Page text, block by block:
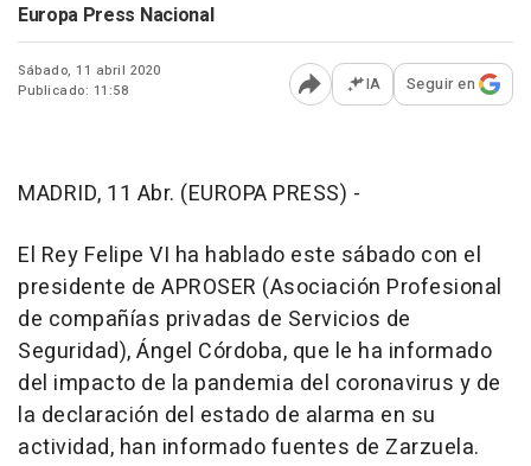
Europa Press Nacional
Sábado, 11 abril 2020
Publicado: 11:58
Abrir opciones para
IA Seguir en
MADRID, 11 Abr. (EUROPA PRESS) -
El Rey Felipe VI ha hablado este sábado con el
presidente de APROSER (Asociación Profesional
de compañías privadas de Servicios de
Seguridad), Ángel Córdoba, que le ha informado
del impacto de la pandemia del coronavirus y de
la declaración del estado de alarma en su
actividad, han informado fuentes de Zarzuela.